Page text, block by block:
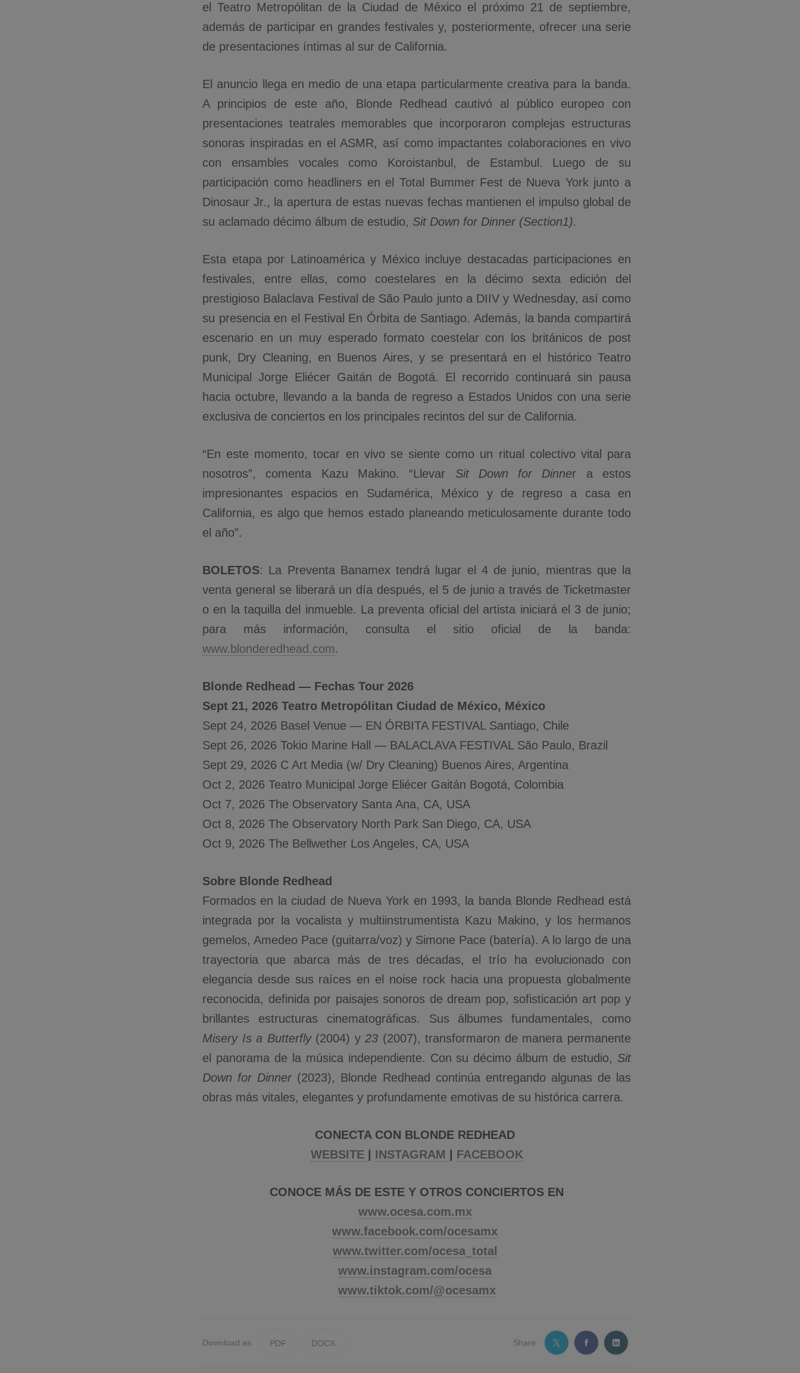
el Teatro Metropólitan de la Ciudad de México el próximo 21 de septiembre,
además de participar en grandes festivales y, posteriormente, ofrecer una serie
de presentaciones íntimas al sur de California.
El anuncio llega en medio de una etapa particularmente creativa para la banda.
A principios de este año, Blonde Redhead cautivó al público europeo con
presentaciones teatrales memorables que incorporaron complejas estructuras
sonoras inspiradas en el ASMR, así como impactantes colaboraciones en vivo
con ensambles vocales como Koroistanbul, de Estambul. Luego de su
participación como headliners en el Total Bummer Fest de Nueva York junto a
Dinosaur Jr., la apertura de estas nuevas fechas mantienen el impulso global de
su aclamado décimo álbum de estudio, Sit Down for Dinner (Section1).
Esta etapa por Latinoamérica y México incluye destacadas participaciones en
festivales, entre ellas, como coestelares en la décimo sexta edición del
prestigioso Balaclava Festival de São Paulo junto a DIIV y Wednesday, así como
su presencia en el Festival En Órbita de Santiago. Además, la banda compartirá
escenario en un muy esperado formato coestelar con los británicos de post
punk, Dry Cleaning, en Buenos Aires, y se presentará en el histórico Teatro
Municipal Jorge Eliécer Gaitán de Bogotá. El recorrido continuará sin pausa
hacia octubre, llevando a la banda de regreso a Estados Unidos con una serie
exclusiva de conciertos en los principales recintos del sur de California.
“En este momento, tocar en vivo se siente como un ritual colectivo vital para
nosotros”, comenta Kazu Makino. “Llevar Sit Down for Dinner a estos
impresionantes espacios en Sudamérica, México y de regreso a casa en
California, es algo que hemos estado planeando meticulosamente durante todo
el año”.
BOLETOS: La Preventa Banamex tendrá lugar el 4 de junio, mientras que la
venta general se liberará un día después, el 5 de junio a través de Ticketmaster
o en la taquilla del inmueble. La preventa oficial del artista iniciará el 3 de junio;
para más información, consulta el sitio oficial de la banda:
www.blonderedhead.com.
Blonde Redhead — Fechas Tour 2026
Sept 21, 2026 Teatro Metropólitan Ciudad de México, México
Sept 24, 2026 Basel Venue — EN ÓRBITA FESTIVAL Santiago, Chile
Sept 26, 2026 Tokio Marine Hall — BALACLAVA FESTIVAL São Paulo, Brazil
Sept 29, 2026 C Art Media (w/ Dry Cleaning) Buenos Aires, Argentina
Oct 2, 2026 Teatro Municipal Jorge Eliécer Gaitán Bogotá, Colombia
Oct 7, 2026 The Observatory Santa Ana, CA, USA
Oct 8, 2026 The Observatory North Park San Diego, CA, USA
Oct 9, 2026 The Bellwether Los Angeles, CA, USA
Sobre Blonde Redhead
Formados en la ciudad de Nueva York en 1993, la banda Blonde Redhead está
integrada por la vocalista y multiinstrumentista Kazu Makino, y los hermanos
gemelos, Amedeo Pace (guitarra/voz) y Simone Pace (batería). A lo largo de una
trayectoria que abarca más de tres décadas, el trío ha evolucionado con
elegancia desde sus raíces en el noise rock hacia una propuesta globalmente
reconocida, definida por paisajes sonoros de dream pop, sofisticación art pop y
brillantes estructuras cinematográficas. Sus álbumes fundamentales, como
Misery Is a Butterfly (2004) y23 (2007), transformaron de manera permanente
el panorama de la música independiente. Con su décimo álbum de estudio, Sit
Down for Dinner (2023), Blonde Redhead continúa entregando algunas de las
obras más vitales, elegantes y profundamente emotivas de su histórica carrera.
CONECTA CON BLONDE REDHEAD
WEBSITE
INSTAGRAM FACEBOOK
CONOCE MÁS DE ESTE Y OTROS CONCIERTOS EN
www.ocesa.com.mx
www.facebook.com/ocesamx
www.twitter.com/ocesa_total
www.instagram.com/ocesa
www.tiktok.com/@ocesamx
Download as PDF DOCX Share